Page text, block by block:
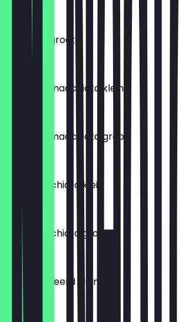
espresso groot
espresso macchiato klein
espresso macchiato groot
latte macchiato klein
€ 3,95
latte macchiato groot
€ 4,24
koffie verkeerd klein
€ 4,30